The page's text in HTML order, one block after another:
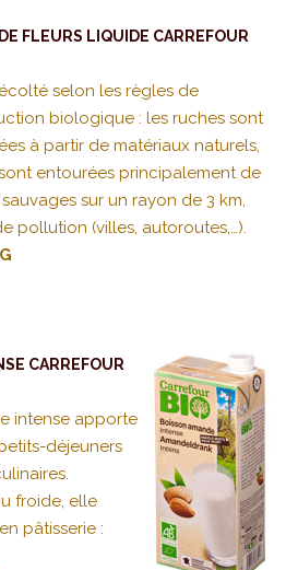
FLEURS LIQUIDE CARREFOUR
selon les règles de
biologique : les ruches sont
à partir de matériaux naturels,
entourées principalement de
sur un rayon de 3 km,
pollution (villes, autoroutes,…).
CARREFOUR
intense apporte
déjeuners
froide, elle
pâtisserie :